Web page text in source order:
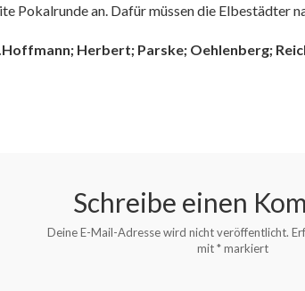
Pokalrunde an. Dafür müssen die
Herbert; Parske; Oehlenberg;
Schreibe einen
Deine E-Mail-Adresse wird nicht veröffentlicht.
mit*markiert